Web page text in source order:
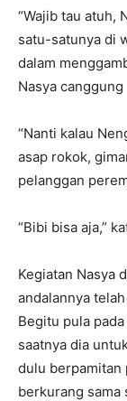
“Wajib tau atuh,
satu-satunya di
dalam
Nasya canggung
“Nanti kalau
asap rokok,
pelanggan
“Bibi bisa aja,”
Kegiatan Nasya
andalannya
Begitu pula
saatnya dia
dulu berpamitan
berkurang sama